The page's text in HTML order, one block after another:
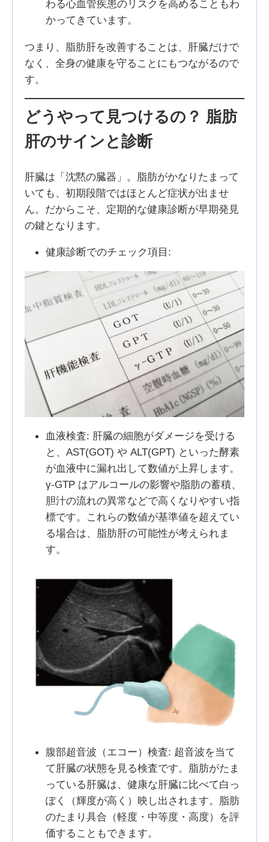
わる心血管疾患のリスクを高めることもわ
かってきています。
つまり、脂肪肝を改善することは、肝臓だけで
なく、全身の健康を守ることにもつながるので
す。
どうやって見つけるの？ 脂肪
肝のサインと診断
肝臓は「沈黙の臓器」。脂肪がかなりたまって
いても、初期段階ではほとんど症状が出ませ
ん。だからこそ、定期的な健康診断が早期発見
の鍵となります。
健康診断でのチェック項目:
血液検査: 肝臓の細胞がダメージを受ける
と、AST(GOT) や ALT(GPT) といった酵素
が血液中に漏れ出して数値が上昇します。
γ-GTP はアルコールの影響や脂肪の蓄積、
胆汁の流れの異常などで高くなりやすい指
標です。これらの数値が基準値を超えてい
る場合は、脂肪肝の可能性が考えられま
す。
腹部超音波（エコー）検査: 超音波を当て
て肝臓の状態を見る検査です。脂肪がたま
っている肝臓は、健康な肝臓に比べて白っ
ぽく（輝度が高く）映し出されます。脂肪
のたまり具合（軽度・中等度・高度）を評
価することもできます。